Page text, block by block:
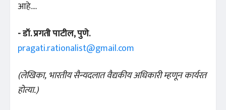
आहे....
- डॉ. प्रगती पाटील, पुणे.
pragati.rationalist@gmail.com
(लेखिका, भारतीय सैन्यदलात वैद्यकीय अधिकारी म्हणून कार्यरत
होत्या.)